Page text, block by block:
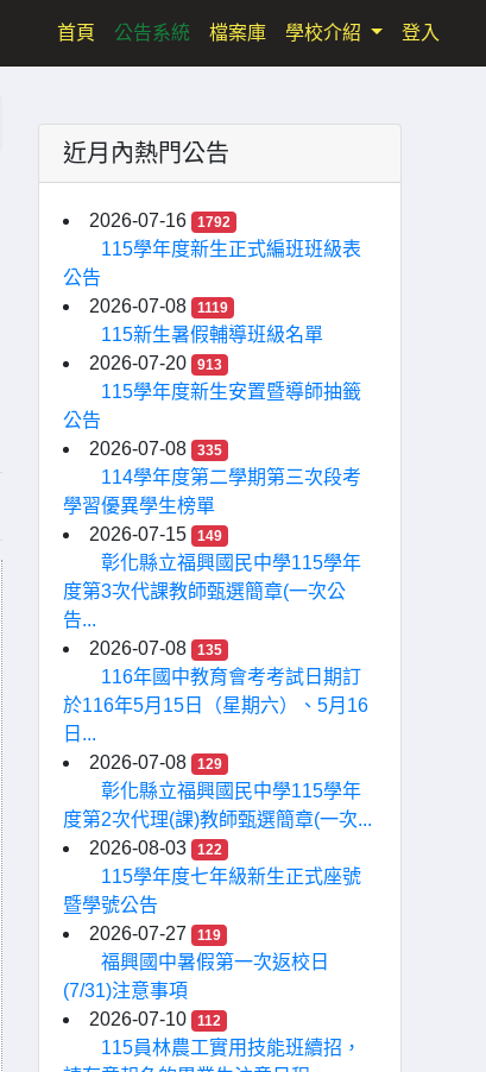
首頁 (current)
公告系統 檔案庫 學校介紹 登入
近月內熱門公告
2026-07-16 1792
115學年度新生正式編班班級表
公告
2026-07-08
1119
115新生暑假輔導班級名單
2026-07-20
913
115學年度新生安置暨導師抽籤
公告
2026-07-08
335
114學年度第二學期第三次段考
學習優異學生榜單
2026-07-15
149
彰化縣立福興國民中學115學年
度第3次代課教師甄選簡章(一次公
告...
2026-07-08
135
116年國中教育會考考試日期訂
於116年5月15日（星期六）、5月16
日...
2026-07-08
129
彰化縣立福興國民中學115學年
度第2次代理(課)教師甄選簡章(一次...
2026-08-03
122
115學年度七年級新生正式座號
暨學號公告
2026-07-27
119
福興國中暑假第一次返校日
(7/31)注意事項
2026-07-10
112
115員林農工實用技能班續招，